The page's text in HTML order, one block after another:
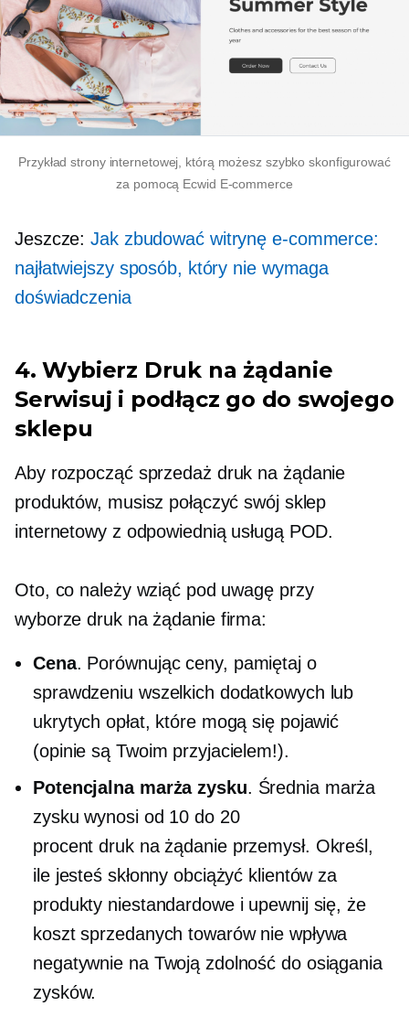
Przykład strony internetowej, którą możesz szybko skonfigurować
za pomocą Ecwid E-commerce
Jeszcze:Jak zbudować witrynę e-commerce:
najłatwiejszy sposób, który nie wymaga
doświadczenia
4. Wybierz Druk na żądanie
Serwisuj i podłącz go do swojego
sklepu
Aby rozpocząć sprzedaż druk na żądanie
produktów, musisz połączyć swój sklep
internetowy z odpowiednią usługą POD.
Oto, co należy wziąć pod uwagę przy
wyborzedruk na żądaniefirma:
Cena. Porównując ceny, pamiętaj o
sprawdzeniu wszelkich dodatkowych lub
ukrytych opłat, które mogą się pojawić
(opinie są Twoim przyjacielem!).
Potencjalna marża zysku. Średnia marża
zysku wynosi od 10 do 20
procentdruk na żądanieprzemysł. Określ,
ile jesteś skłonny obciążyć klientów za
produkty niestandardowe i upewnij się, że
koszt sprzedanych towarów nie wpływa
negatywnie na Twoją zdolność do osiągania
zysków.